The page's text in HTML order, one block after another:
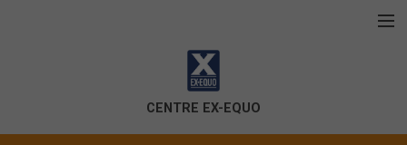
Accueil
La corporation
CENTRE EX-EQUO